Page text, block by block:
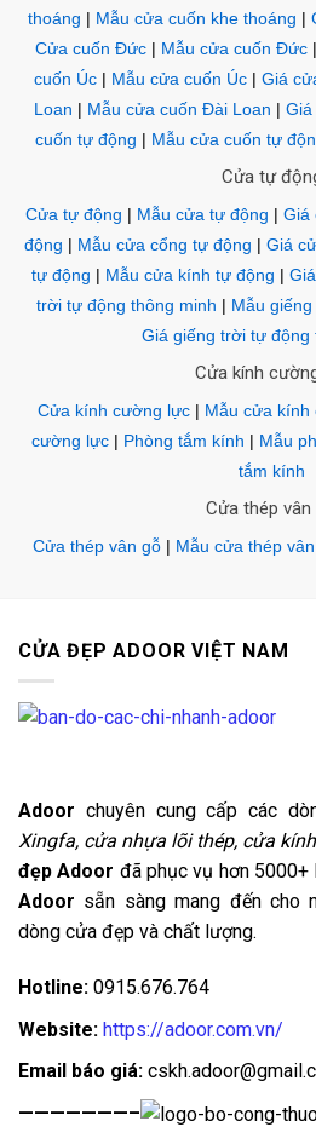
thoáng | Mẫu cửa cuốn khe thoáng |
Cửa cuốn Đức| Mẫu cửa cuốn Đức|
cuốn Úc| Mẫu cửa cuốn Úc| Giá
Loan | Mẫu cửa cuốn Đài Loan |
cuốn tự động | Mẫu cửa cuốn tự
Cửa tự
Cửa tự động | Mẫu cửa tự động | Giá
động | Mẫu cửa cổng tự động | Giá
tự động | Mẫu cửa kính tự động |
trời tự động thông minh | Mẫu
Giá giếng trời tự động
Cửa kính
Cửa kính cường lực | Mẫu cửa
cường lực| Phòng tắm kính | Mẫu
tắm kính
Cửa thép vân
Cửa thép vân gỗ | Mẫu cửa thép
CỬA ĐẸP ADOOR VIỆT NAM
Adoor chuyên cung cấp các
Xingfa, cửa nhựa lõi thép, cửa
đẹp Adoor đã phục vụ hơn 5000+
Adoor sẵn sàng mang đến cho
dòng cửa đẹp và chất lượng.
Hotline: 0915.676.764
Website: https://adoor.com.vn/
Email báo giá:
———————–